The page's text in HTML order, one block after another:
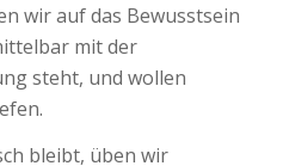
wir auf das Bewusstsein
mit der
steht, und wollen
bleibt, üben wir